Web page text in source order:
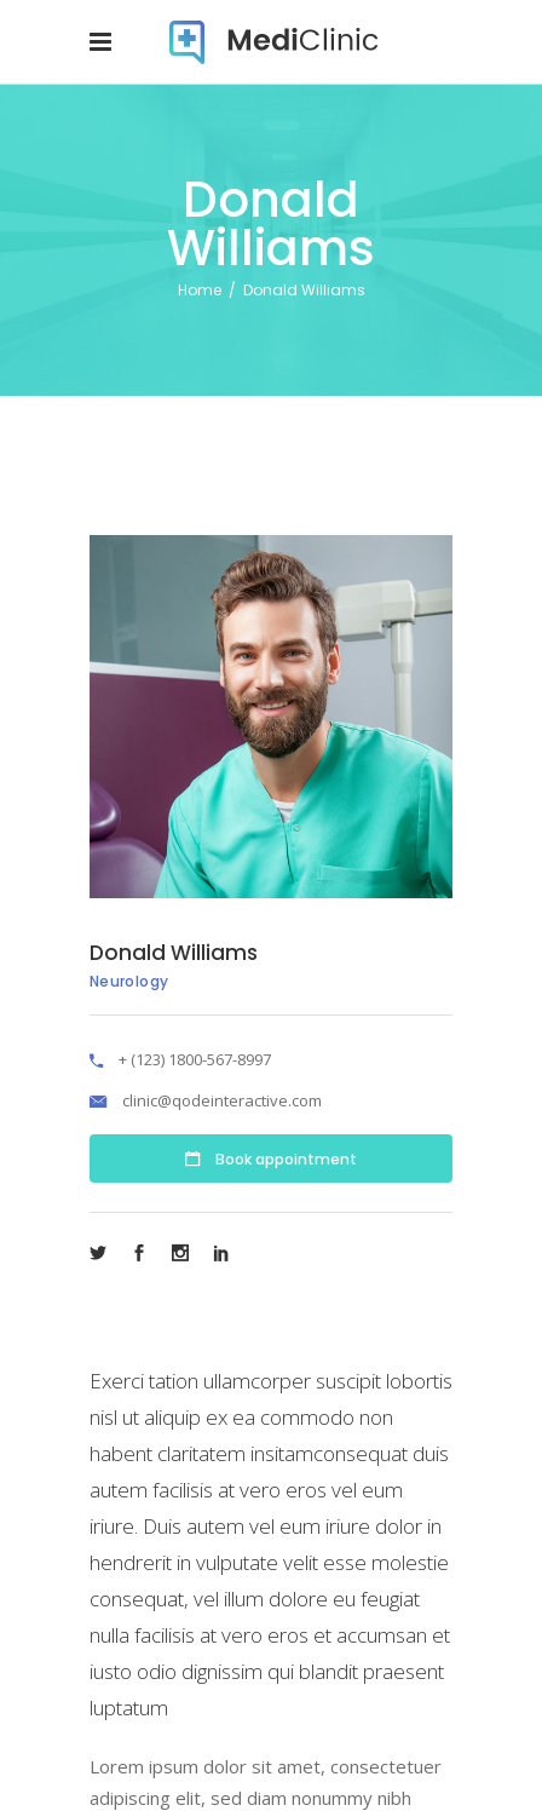
Donald
Williams
Home/ Donald Williams
Donald Williams
Neurology
+ (123) 1800-567-8997
clinic@qodeinteractive.com
Book appointment
Exerci tation ullamcorper suscipit lobortis
nisl ut aliquip ex ea commodo non
habent claritatem insitamconsequat duis
autem facilisis at vero eros vel eum
iriure. Duis autem vel eum iriure dolor in
hendrerit in vulputate velit esse molestie
consequat, vel illum dolore eu feugiat
nulla facilisis at vero eros et accumsan et
iusto odio dignissim qui blandit praesent
luptatum
Lorem ipsum dolor sit amet, consectetuer
adipiscing elit, sed diam nonummy nibh